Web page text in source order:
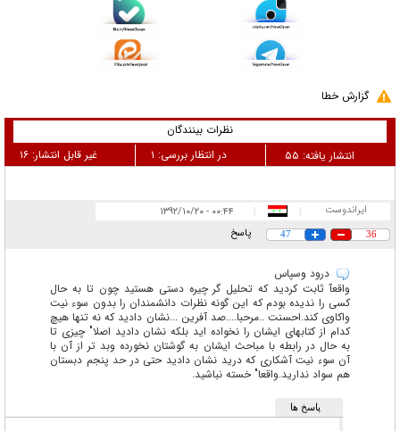
گزارش خطا
نظرات بینندگان
غیر قابل انتشار:۱۶ در انتظار بررسی: ۱ انتشار یافته: ۵۵
ایراندوست ۰۰:۴۴ - ۱۳۹۲/۱۰/۲۰
36
47 پاسخ
درود وسپاس
واقعآ ثابت کردید که تحلیل گر چیره دستی هستید چون تا به حال
کسی را ندیده بودم که این گونه نظرات دانشمندان را بدون سوء نیت
واکاوی کند.احسنت ..مرحبا....صد آفرین ...نشان دادید که نه تنها هیچ
کدام از کتابهای ایشان را نخواده اید بلکه نشان دادید اصلا" چیزی تا
به حال در رابطه با مباحث ایشان به گوشتان نخورده وبد تر از آن با
آن سوء نیت آشکاری که درید نشان دادید حتی در حد پنجم دبستان
هم سواد ندارید.واقعا" خسته نباشید.
پاسخ ها